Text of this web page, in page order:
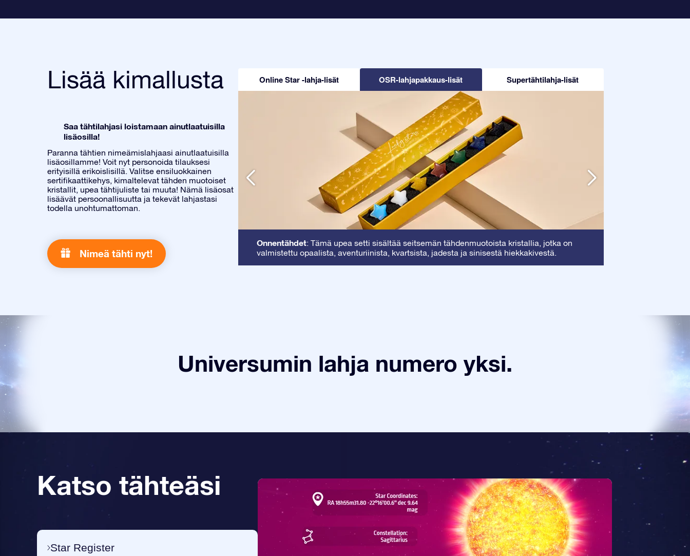
Lisää kimallusta
Saa tähtilahjasi loistamaan ainutlaatuisilla
lisäosilla!
Paranna tähtien nimeämislahjaasi ainutlaatuisilla
lisäosillamme! Voit nyt personoida tilauksesi
erityisillä erikoislisillä. Valitse ensiluokkainen
sertifikaattikehys, kimaltelevat tähden muotoiset
kristallit, upea tähtijuliste tai muuta! Nämä lisäosat
lisäävät persoonallisuutta ja tekevät lahjastasi
todella unohtumattoman.
Nimeä tähti nyt!
Online Star -lahja-lisät OSR-lahjapakkaus-lisät Supertähtilahja-lisät
Onnentähdet: Tämä upea setti sisältää seitsemän tähdenmuotoista kristallia, jotka on
valmistettu opaalista, aventuriinista, kvartsista, jadesta ja sinisestä hiekkakivestä.
Universumin lahja numero yksi.
Katso tähteäsi
Star Register